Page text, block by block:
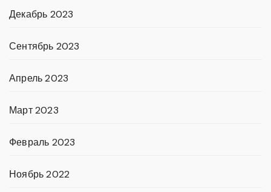
Декабрь 2023
Сентябрь 2023
Апрель 2023
Март 2023
Февраль 2023
Ноябрь 2022